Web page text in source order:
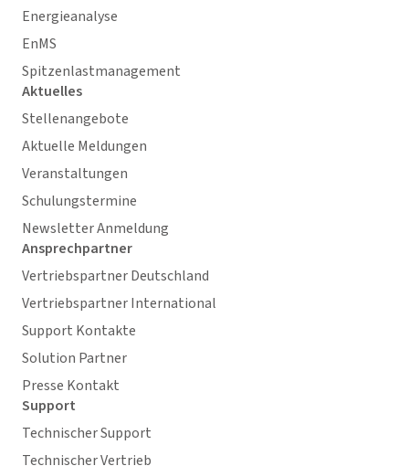
Energieanalyse
EnMS
Spitzenlastmanagement
Aktuelles
Stellenangebote
Aktuelle Meldungen
Veranstaltungen
Schulungstermine
Newsletter Anmeldung
Ansprechpartner
Vertriebspartner Deutschland
Vertriebspartner International
Support Kontakte
Solution Partner
Presse Kontakt
Support
Technischer Support
Technischer Vertrieb